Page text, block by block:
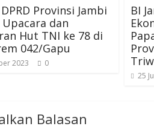
Provinsi Jambi
dan
Hut TNI ke 78 di
042/Gapu
2023 0
BI
25
Balasan